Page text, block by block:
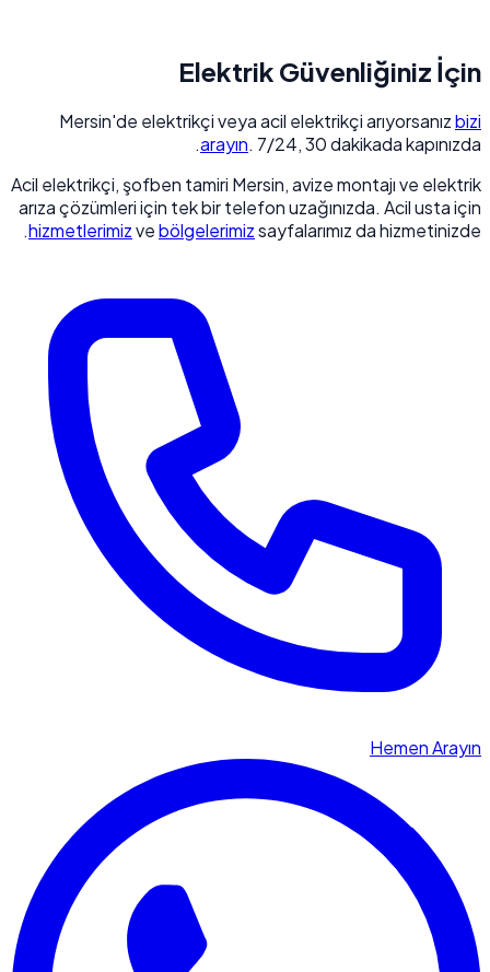
Elektrik Güvenliğiniz İçin
Mersin'de elektrikçi veya acil elektrikçi arıyorsanızbizi
arayın. 7/24, 30 dakikada kapınızda.
Acil elektrikçi, şofben tamiri Mersin, avize montajı ve elektrik
arıza çözümleri için tek bir telefon uzağınızda. Acil usta için
hizmetlerimizvebölgelerimizsayfalarımız da hizmetinizde.
Hemen Arayın